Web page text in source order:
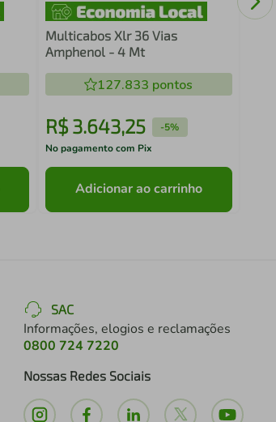
Multicabos Xlr 36 Vias
Amphenol - 4 Mt
127.833 pontos
R$ 3.643,25 -5%
No pagamento com Pix
Adicionar ao carrinho
SAC
Informações, elogios e reclamações
0800 724 7220
Nossas Redes Sociais